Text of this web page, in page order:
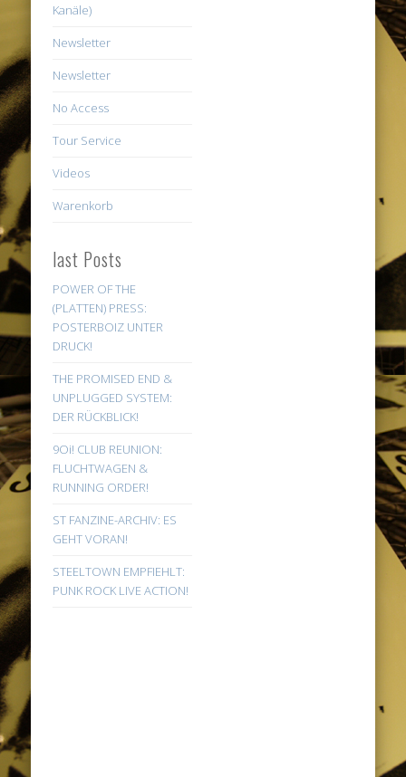
Kanäle)
Newsletter
Newsletter
No Access
Tour Service
Videos
Warenkorb
last Posts
POWER OF THE
(PLATTEN) PRESS:
POSTERBOIZ UNTER
DRUCK!
THE PROMISED END &
UNPLUGGED SYSTEM:
DER RÜCKBLICK!
9Oi! CLUB REUNION:
FLUCHTWAGEN &
RUNNING ORDER!
ST FANZINE-ARCHIV: ES
GEHT VORAN!
STEELTOWN EMPFIEHLT:
PUNK ROCK LIVE ACTION!